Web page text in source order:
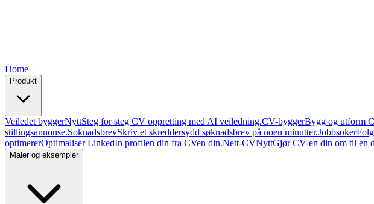
Home
Produkt
Veiledet byggerNyttSteg for steg CV oppretting med AI veiledning.CV-byggerBygg og utform
stillingsannonse.SoknadsbrevSkriv et skreddersydd søknadsbrev på noen minutter.Jobbsoker
optimererOptimaliser LinkedIn profilen din fra CVen din.Nett-CVNyttGjør CV-en din om til en
Maler og eksempler